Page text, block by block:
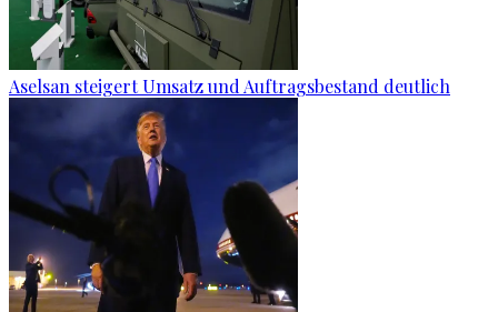
Aselsan steigert Umsatz und Auftragsbestand deutlich